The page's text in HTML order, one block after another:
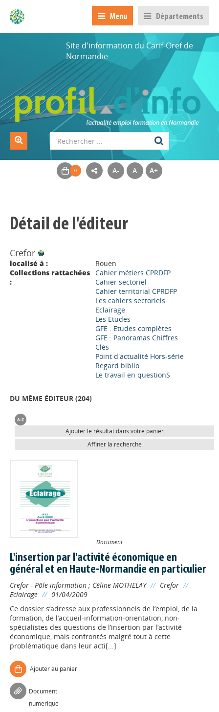
Menu Départements
Site d'information du Carif-Oref de
Normandie
A- A A+
Détail de l'éditeur
Crefor
localisé à :
Rouen
Collections rattachées
:
Cahier métiers CPRDFP
Cahier sectoriel
Cahier territorial CPRDFP
Les cahiers sectoriels
Eclairage
Les Etudes
GFE : Etudes complètes
GFE : Panoramas Chiffres
Clés
Point d'actualité Hors-série
Regard biblio
Le travail en questionS
DU MÊME ÉDITEUR (204)
Ajouter le résultat dans votre panier
Affiner la recherche
Document
L'insertion par l'activité économique en
général et en Haute-Normandie en particulier
Crefor - Pôle information ; Céline MOTHELAY // Crefor //
Eclairage // 01/04/2009
Ce dossier s’adresse aux professionnels de l’emploi, de la
formation, de l’accueil-information-orientation, non-
spécialistes des questions de l’insertion par l’activité
économique, mais confrontés malgré tout à cette
problématique dans leur acti[...]
Ajouter au panier
Document
numérique